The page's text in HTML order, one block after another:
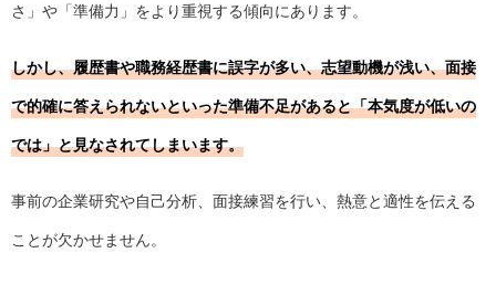
さ」や「準備力」をより重視する傾向にあります。
しかし、履歴書や職務経歴書に誤字が多い、志望動機が浅い、面接
で的確に答えられないといった準備不足があると「本気度が低いの
では」と見なされてしまいます。
事前の企業研究や自己分析、面接練習を行い、熱意と適性を伝える
ことが欠かせません。